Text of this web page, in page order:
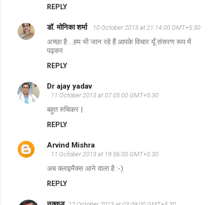
REPLY
डॉ. मोनिका शर्मा 10 October 2013 at 21:14:00 GMT+5:30
अच्छा है ...हम भी जान रहे हैं आपके विचार यूँ संसरण रूप में
पढ़कर
REPLY
Dr ajay yadav
11 October 2013 at 07:05:00 GMT+5:30
बहुत रुचिकर |
REPLY
Arvind Mishra
11 October 2013 at 19:56:00 GMT+5:30
अब क्लाइमैक्स आने वाला है :-)
REPLY